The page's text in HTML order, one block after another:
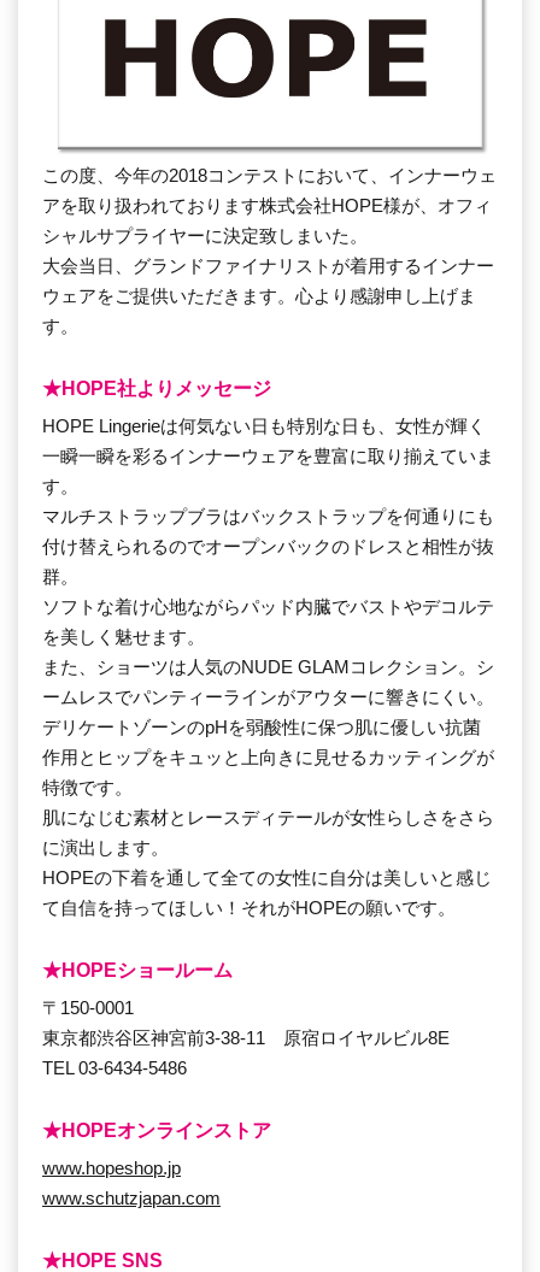
この度、今年の2018コンテストにおいて、インナーウェ
アを取り扱われております株式会社HOPE様が、オフィ
シャルサプライヤーに決定致しまいた。
大会当日、グランドファイナリストが着用するインナー
ウェアをご提供いただきます。心より感謝申し上げま
す。
★HOPE社よりメッセージ
HOPE Lingerieは何気ない日も特別な日も、女性が輝く
一瞬一瞬を彩るインナーウェアを豊富に取り揃えていま
す。
マルチストラップブラはバックストラップを何通りにも
付け替えられるのでオープンバックのドレスと相性が抜
群。
ソフトな着け心地ながらパッド内臓でバストやデコルテ
を美しく魅せます。
また、ショーツは人気のNUDE GLAMコレクション。シ
ームレスでパンティーラインがアウターに響きにくい。
デリケートゾーンのpHを弱酸性に保つ肌に優しい抗菌
作用とヒップをキュッと上向きに見せるカッティングが
特徴です。
肌になじむ素材とレースディテールが女性らしさをさら
に演出します。
HOPEの下着を通して全ての女性に自分は美しいと感じ
て自信を持ってほしい！それがHOPEの願いです。
★HOPEショールーム
〒150-0001
東京都渋谷区神宮前3-38-11 原宿ロイヤルビル8E
TEL 03-6434-5486
★HOPEオンラインストア
www.hopeshop.jp
www.schutzjapan.com
★HOPE SNS